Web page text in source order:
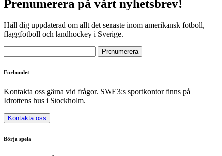
Prenumerera på vårt nyhetsbrev!
Håll dig uppdaterad om allt det senaste inom amerikansk fotboll,
flaggfotboll och landhockey i Sverige.
Förbundet
Kontakta oss gärna vid frågor. SWE3:s sportkontor finns på
Idrottens hus i Stockholm.
Kontakta oss
Börja spela